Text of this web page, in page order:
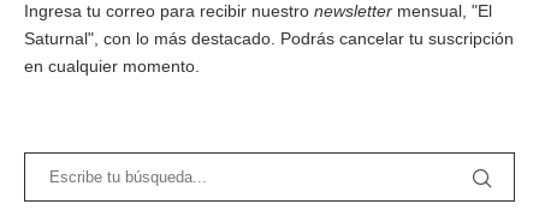
Ingresa tu correo para recibir nuestro newsletter mensual, "El
Saturnal", con lo más destacado. Podrás cancelar tu suscripción
en cualquier momento.